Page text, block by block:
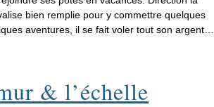
bien remplie pour y commettre quelques
aventures, il se fait voler tout son argent…
& l’échelle